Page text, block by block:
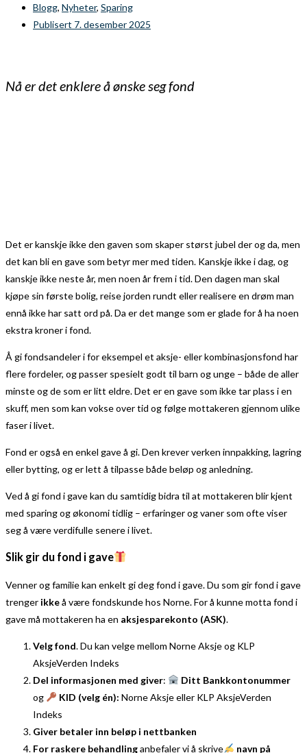
Blogg, Nyheter, Sparing
Publisert 7. desember 2025
Nå er det enklere å ønske seg fond
Det er kanskje ikke den gaven som skaper størst jubel der og da, men
det kan bli en gave som betyr mer med tiden. Kanskje ikke i dag, og
kanskje ikke neste år, men noen år frem i tid. Den dagen man skal
kjøpe sin første bolig, reise jorden rundt eller realisere en drøm man
ennå ikke har satt ord på. Da er det mange som er glade for å ha noen
ekstra kroner i fond.
Å gi fondsandeler i for eksempel et aksje- eller kombinasjonsfond har
flere fordeler, og passer spesielt godt til barn og unge – både de aller
minste og de som er litt eldre. Det er en gave som ikke tar plass i en
skuff, men som kan vokse over tid og følge mottakeren gjennom ulike
faser i livet.
Fond er også en enkel gave å gi. Den krever verken innpakking, lagring
eller bytting, og er lett å tilpasse både beløp og anledning.
Ved å gi fond i gave kan du samtidig bidra til at mottakeren blir kjent
med sparing og økonomi tidlig – erfaringer og vaner som ofte viser
seg å være verdifulle senere i livet.
Slik gir du fond i gave
Venner og familie kan enkelt gi deg fond i gave. Du som gir fond i gave
trenger ikkeå være fondskunde hos Norne. For å kunne motta fond i
gave må mottakeren ha en aksjesparekonto (ASK).
Velg fond. Du kan velge mellom Norne Aksje og KLP
AksjeVerden Indeks
Del informasjonen med giver:
Ditt Bankkontonummer
og
KID (velg én): Norne Aksje eller KLP AksjeVerden
Indeks
Giver betaler inn beløp i nettbanken
For raskere behandlinganbefaler vi å skrive navn på